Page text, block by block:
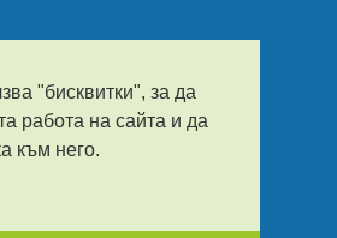
"бисквитки", за да
работа на сайта и да
към него.